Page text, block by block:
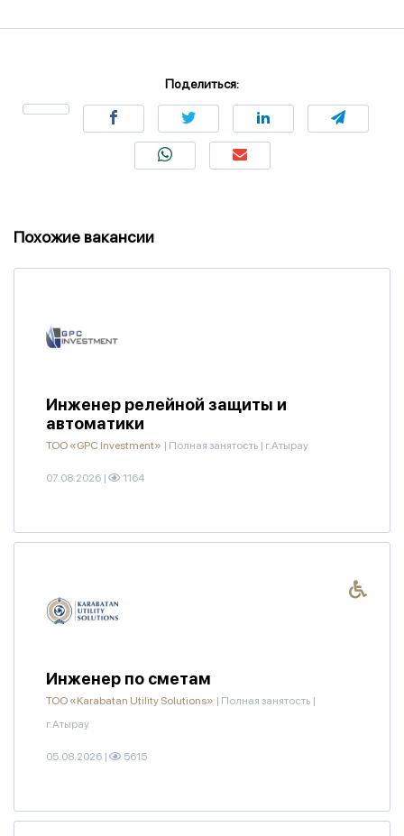
Поделиться:
Похожие вакансии
Инженер релейной защиты и
автоматики
ТОО «GPC Investment» | Полная занятость | г.Атырау
07.08.2026 | 1164
Инженер по сметам
ТОО «Karabatan Utility Solutions» | Полная занятость |
г.Атырау
05.08.2026 | 5615